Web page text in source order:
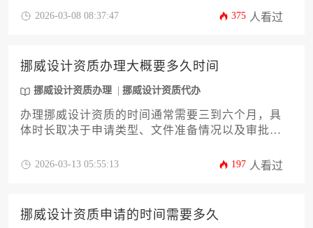
设计企业或个人而言，提前了解流程并选择合适的
2026-03-08 08:37:47 375 人看过
挪威设计资质办理大概要多久时间
挪威设计资质办理 挪威设计资质代办
办理挪威设计资质的时间通常需要三到六个月，具
体时长取决于申请类型、文件准备情况以及审批机
领域，时间可能延长至一年以上。提前规划并确保
2026-03-13 05:55:13 197 人看过
挪威设计资质申请的时间需要多久